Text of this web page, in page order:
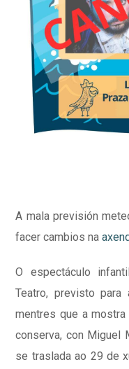
A mala previsión
facer cambios na
O espectáculo
Teatro, previsto
mentres que a
conserva, con Miguel
se traslada ao 29 de